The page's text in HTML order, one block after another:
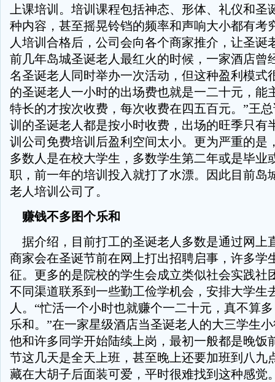
上课培训。培训课程包括神态、形体、礼仪和圣
种内容，甚至摇晃铃铛的频率和声响大小都有考
人培训合格后，公司会向各个商家推介，让圣诞
前几年岛城圣诞老人最红火的时候，一家酒店曾
名圣诞老人同时举办一次活动，但这种盈利模式
的圣诞老人一小时的出场费也就是一二十元，能
特长的才按次收费，每次收费在四五百元。”王
训的圣诞老人都是按小时收费，出场的旺季只有
训公司免费培训后盈利空间太小。更为严重的是
多数人是在校大学生，多数学生第二年或是毕业
职，前一年的培训投入就打了水漂。因此目前岛
老人培训公司了。
赚钱不多图个乐和
据介绍，目前打工的圣诞老人多数是通过网上
商家会在圣诞节前在网上打出招聘启事，许多学
征。更多的是院校的学生会成立类似社会实践社
不同渠道联系到一些勤工俭学机会，安排大学生
人。“忙活一个小时也就赚个一二十元，真不算
乐和。”在一家星级酒店当圣诞老人的大三学生
他和许多同学开始陆续上岗，最初一般都是晚饭
节这几天是全天上班，甚至晚上还要加班到八九
藏在大胡子后面装可爱，平时很难找到这种感觉